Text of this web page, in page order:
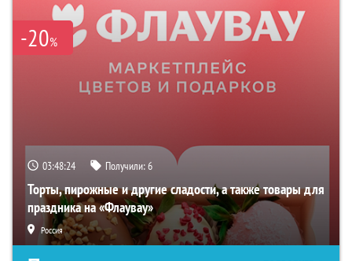
-20%
03:48:24 Получили:6
Торты, пирожные и другие сладости, а также товары для
праздника на «Флаувау»
Россия